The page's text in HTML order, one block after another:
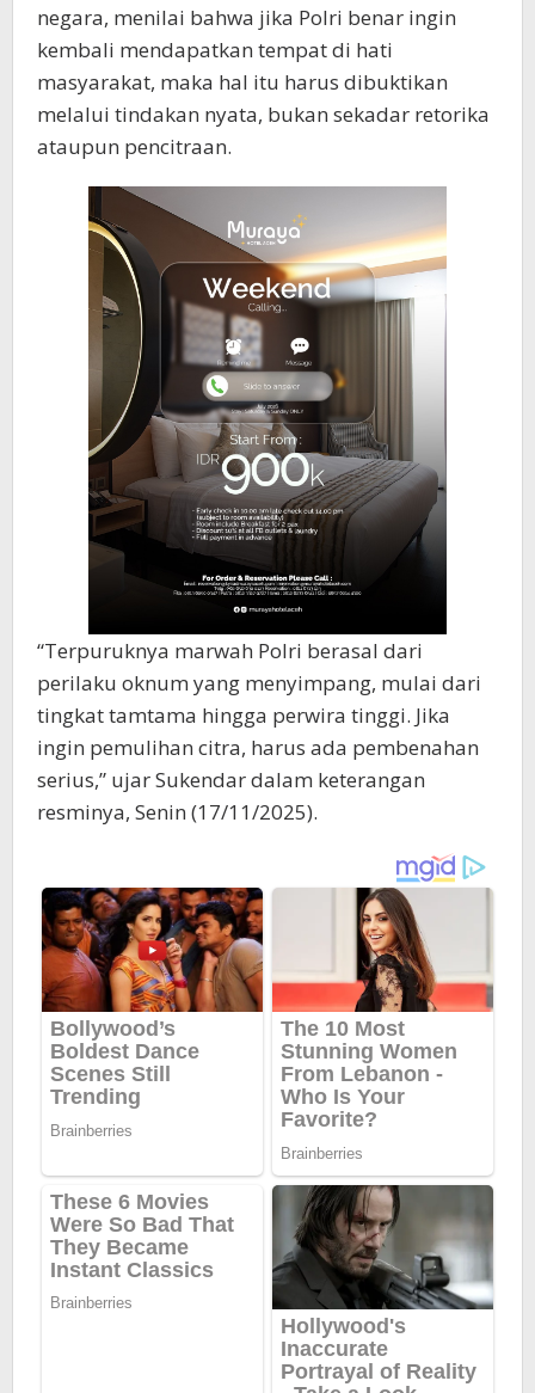
negara, menilai bahwa jika Polri benar ingin
kembali mendapatkan tempat di hati
masyarakat, maka hal itu harus dibuktikan
melalui tindakan nyata, bukan sekadar retorika
ataupun pencitraan.
“Terpuruknya marwah Polri berasal dari
perilaku oknum yang menyimpang, mulai dari
tingkat tamtama hingga perwira tinggi. Jika
ingin pemulihan citra, harus ada pembenahan
serius,” ujar Sukendar dalam keterangan
resminya, Senin (17/11/2025).